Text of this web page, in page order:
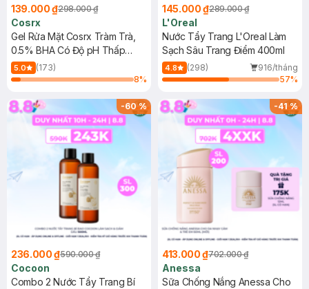
139.000 ₫298.000 ₫
Cosrx
Gel Rửa Mặt Cosrx Tràm Trà,
0.5% BHA Có Độ pH Thấp
150ml
5.0
(173)
8%
145.000 ₫289.000 ₫
L'Oreal
Nước Tẩy Trang L'Oreal Làm
Sạch Sâu Trang Điểm 400ml
4.8 (298)
916/tháng
57%
-60%
236.000 ₫590.000 ₫
Cocoon
Combo 2 Nước Tẩy Trang Bí
-41%
413.000 ₫702.000 ₫
Anessa
Sữa Chống Nắng Anessa Cho